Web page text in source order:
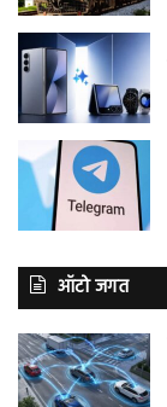
ऑटो जगत